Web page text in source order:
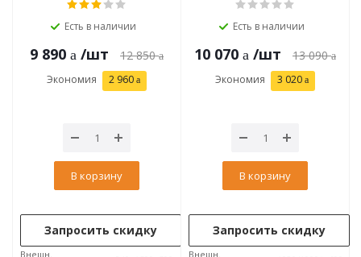
Есть в наличии
9 890 /шт 12 850
Экономия 2 960
В корзину
Запросить скидку
Внешн.
Есть в наличии
10 070 /шт 13 090
Экономия 3 020
В корзину
Запросить скидку
Внешн.